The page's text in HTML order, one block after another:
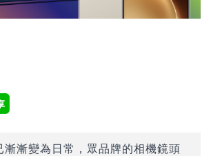
漸漸變為日常，眾品牌的相機鏡頭